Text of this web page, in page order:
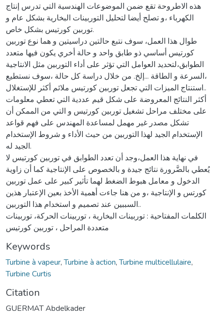
هذه الاطروحة تقع ضمن الموضوعات الهندسية التي تدرس إنتاج
الكهرباء ،و تصلح أيضا لتحليل التوربينات البخارية بشكل عام و
توربين كورتيس بشكل خاص.
طوال هذا العمل، سوف نتبع حالتين دراسيتين و هما نوع توربين
كورتيس أساسي ذو طابق واحد و حالة أخري يكون فيها متعدد
الطوابق،لتحديد العوامل التي تؤثر على أداء التوربين مثل الانتاجية
،السرعة و الطاقة ...إلخ. من خلال دراسة كل حالة ،سوف نستطيع
استنتاج الميزات التي تجعل توربين كورتيس ملائم أكثر للإستغلال..
أكثر النتائج المعروضة على شكل قيم عددية التي تعطي معلومات
على مختلف مراحل تشغيل توربين كورتيس و التي من الممكن أن
تشكل مصدر غير مهمل لمساعدة المهندس على فهم قواعد
الإستخدام الجيد لهذا التوربين من حيث الأداء و شروط الإستخدام
الجيد له.
في نهاية هذا العمل،وجد أن تعدد الطوابق في توربين كورتيس لا
يُعطي بالضَّرورة نتائج جيدة و بالخصوص على الإنتاجية كما أن زاوية
الدخول و معامل هبوط الضغط لهما تأثير كبير على عمل توربين
كورتس و الإنتاجية ،و من هنا جاءت أهمية الأخذ بعين الإعتبار هذين
السببين عند تصميم و استخدام هذا التوربين..
الكلمات المفتاحية : توربينات البخارية ، توربينات الحركة، توربينات
متعددة المراحل ، توربين كورتيس
Keywords
Turbine à vapeur,Turbine à action,Turbine multicellulaire,
Turbine Curtis
Citation
GUERMAT Abdelkader